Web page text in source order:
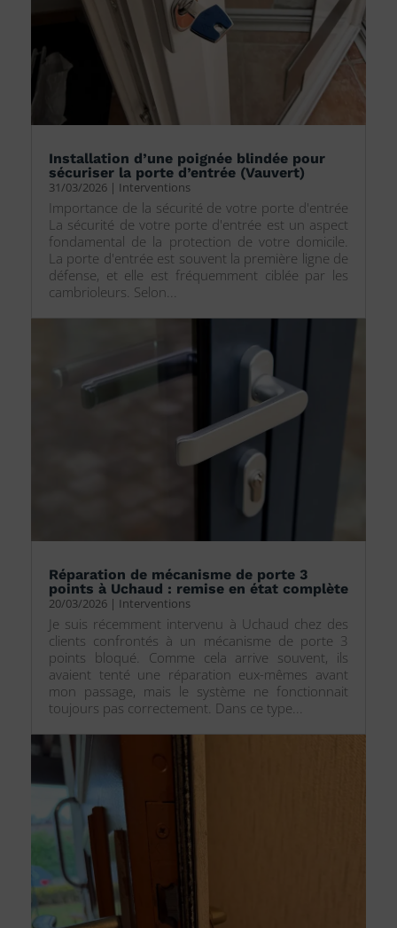
Installation d’une poignée blindée pour
sécuriser la porte d’entrée (Vauvert)
31/03/2026 | Interventions
Importance de la sécurité de votre porte d'entrée
La sécurité de votre porte d'entrée est un aspect
fondamental de la protection de votre domicile.
La porte d'entrée est souvent la première ligne de
défense, et elle est fréquemment ciblée par les
cambrioleurs. Selon...
Réparation de mécanisme de porte 3
points à Uchaud : remise en état complète
20/03/2026 | Interventions
Je suis récemment intervenu à Uchaud chez des
clients confrontés à un mécanisme de porte 3
points bloqué. Comme cela arrive souvent, ils
avaient tenté une réparation eux-mêmes avant
mon passage, mais le système ne fonctionnait
toujours pas correctement. Dans ce type...